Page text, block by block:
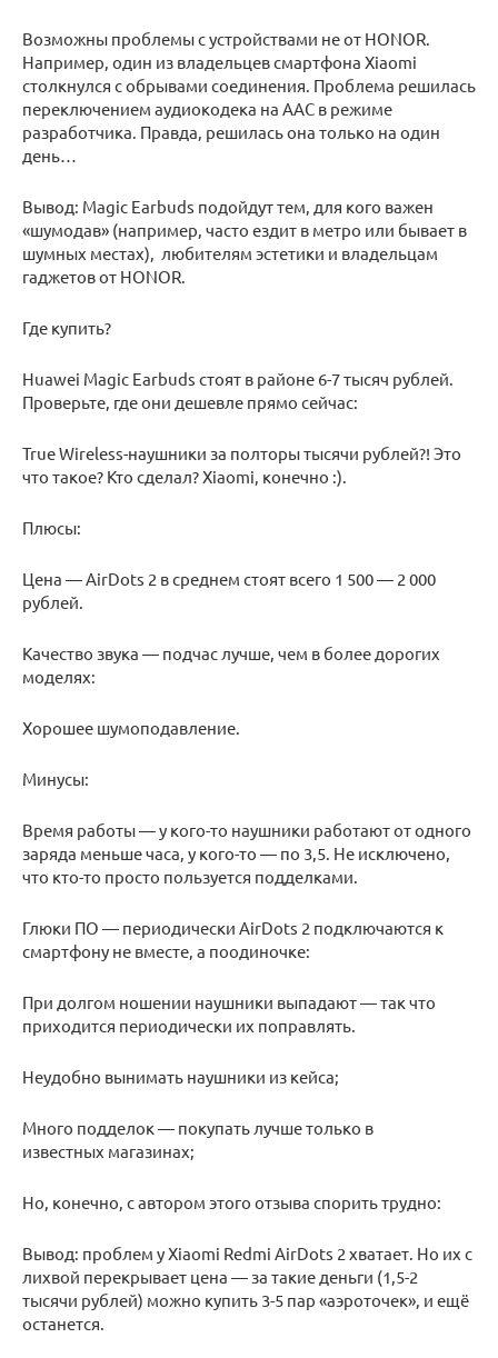
Возможны проблемы с устройствами не от HONOR.
Например, один из владельцев смартфона Xiaomi
столкнулся с обрывами соединения. Проблема решилась
переключением аудиокодека на AAC в режиме
разработчика. Правда, решилась она только на один
день…
Вывод: Magic Earbuds подойдут тем, для кого важен
«шумодав» (например, часто ездит в метро или бывает в
шумных местах), любителям эстетики и владельцам
гаджетов от HONOR.
Где купить?
Huawei Magic Earbuds стоят в районе 6-7 тысяч рублей.
Проверьте, где они дешевле прямо сейчас:
True Wireless-наушники за полторы тысячи рублей?! Это
что такое? Кто сделал? Xiaomi, конечно :).
Плюсы:
Цена — AirDots 2 в среднем стоят всего 1 500 — 2 000
рублей.
Качество звука — подчас лучше, чем в более дорогих
моделях:
Хорошее шумоподавление.
Минусы:
Время работы — у кого-то наушники работают от одного
заряда меньше часа, у кого-то — по 3,5. Не исключено,
что кто-то просто пользуется подделками.
Глюки ПО — периодически AirDots 2 подключаются к
смартфону не вместе, а поодиночке:
При долгом ношении наушники выпадают — так что
приходится периодически их поправлять.
Неудобно вынимать наушники из кейса;
Много подделок — покупать лучше только в
известных магазинах;
Но, конечно, с автором этого отзыва спорить трудно:
Вывод: проблем у Xiaomi Redmi AirDots 2 хватает. Но их с
лихвой перекрывает цена — за такие деньги (1,5-2
тысячи рублей) можно купить 3-5 пар «аэроточек», и ещё
останется.